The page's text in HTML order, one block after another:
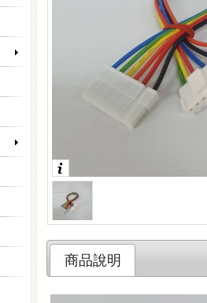
商品說明